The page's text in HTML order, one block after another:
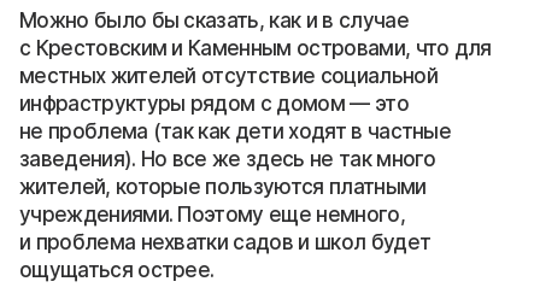
Можно было бы сказать, как и в случае
с Крестовским и Каменным островами, что для
местных жителей отсутствие социальной
инфраструктуры рядом с домом — это
не проблема (так как дети ходят в частные
заведения). Но все же здесь не так много
жителей, которые пользуются платными
учреждениями. Поэтому еще немного,
и проблема нехватки садов и школ будет
ощущаться острее.